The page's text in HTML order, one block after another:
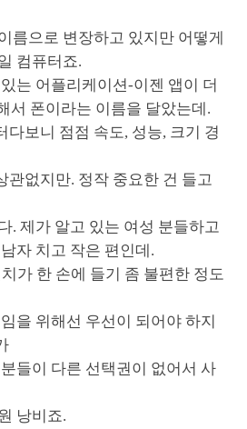
름으로 변장하고 있지만 어떻게
컴퓨터죠.
는 어플리케이션-이젠 앱이 더
서 폰이라는 이름을 달았는데.
다보니 점점 속도, 성능, 크기 경
관없지만. 정작 중요한 건 들고
. 제가 알고 있는 여성 분들하고
자 치고 작은 편인데.
가 한 손에 들기 좀 불편한 정도
을 위해선 우선이 되어야 하지
들이 다른 선택권이 없어서 사
낭비죠.